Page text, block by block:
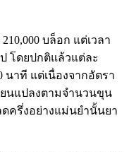
บล็อก แต่เวลา
โดยปกติแล้วแต่ละ
นาที แต่เนื่องจากอัตรา
นแปลงตามจำนวนขุน
ครึ่งอย่างแม่นยำนั้นยา